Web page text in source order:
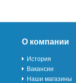
О компании
История
Вакансии
Наши магазины